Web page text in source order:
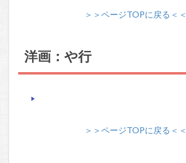
＞＞ページTOPに戻る＜＜
洋画：や行
＞＞ページTOPに戻る＜＜